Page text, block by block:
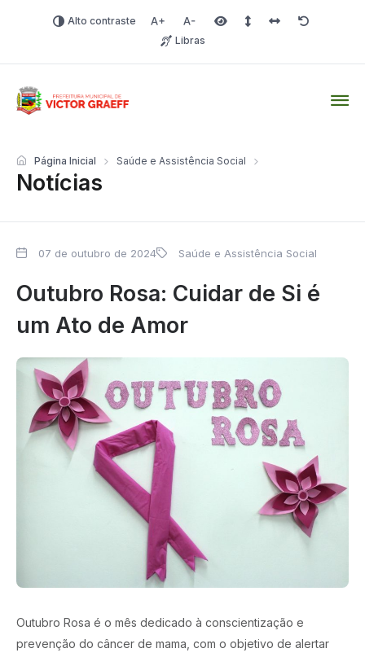
Alto contraste Aumentar fonte
Diminuir fonteÁrea selecionada
Espaçamento de linha
Espaço dos
Redefinir
Libras
Notícias
Página Inicial Saúde e Assistência Social
07 de outubro de 2024 Saúde e Assistência Social
Outubro Rosa: Cuidar de Si é
um Ato de Amor
Outubro Rosa é o mês dedicado à conscientização e
prevenção do câncer de mama, com o objetivo de alertar